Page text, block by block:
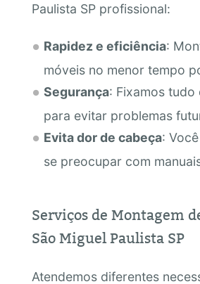
Paulista SP profissional:
Rapidez e eficiência:
móveis no menor tempo
Segurança: Fixamos tudo
para evitar problemas
Evita dor de cabeça:
se preocupar com
Serviços de Montagem
São Miguel Paulista SP
Atendemos diferentes